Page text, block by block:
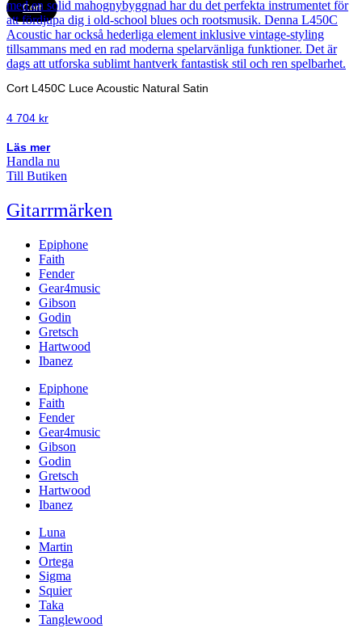
Cort
Cort L450C Luce Acoustic Natural Satin
4 704 kr
Läs mer
Handla nu
Till Butiken
Gitarrmärken
Epiphone
Faith
Fender
Gear4music
Gibson
Godin
Gretsch
Hartwood
Ibanez
Epiphone
Faith
Fender
Gear4music
Gibson
Godin
Gretsch
Hartwood
Ibanez
Luna
Martin
Ortega
Sigma
Squier
Taka
Tanglewood